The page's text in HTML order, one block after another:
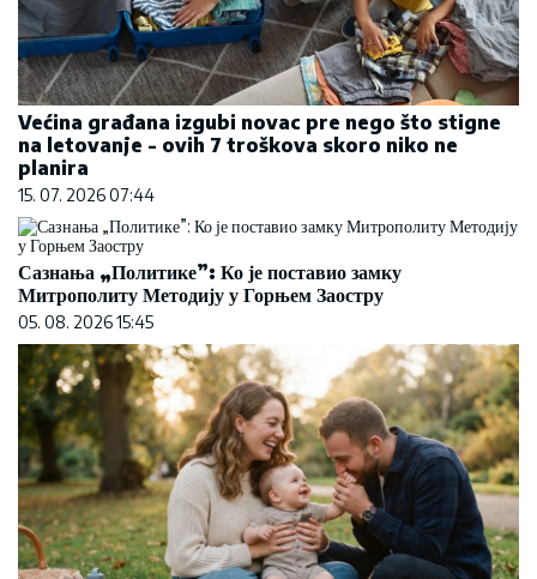
Većina građana izgubi novac pre nego što stigne
na letovanje - ovih 7 troškova skoro niko ne
planira
15. 07. 2026 07:44
Сазнања „Политике”: Ко је поставио замку
Митрополиту Методију у Горњем Заостру
05. 08. 2026 15:45